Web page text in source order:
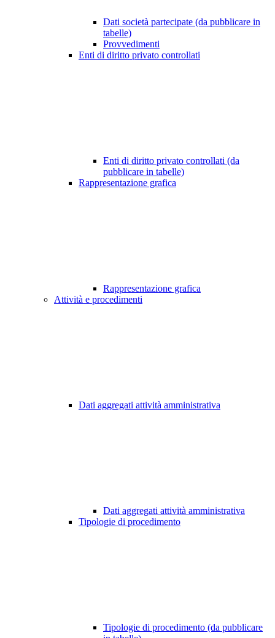
Dati società partecipate (da pubblicare in
tabelle)
Provvedimenti
Enti di diritto privato controllati
Enti di diritto privato controllati (da
pubblicare in tabelle)
Rappresentazione grafica
Rappresentazione grafica
Attività e procedimenti
Dati aggregati attività amministrativa
Dati aggregati attività amministrativa
Tipologie di procedimento
Tipologie di procedimento (da pubblicare